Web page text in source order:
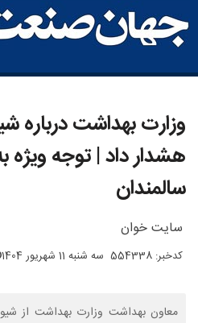
وزارت بهداشت درباره
هشدار داد | توجه
سالمندان
سایت خوان
کدخبر: 554338 سه شنبه 11 شهریور 1404
معاون بهداشت وزارت بهداشت از